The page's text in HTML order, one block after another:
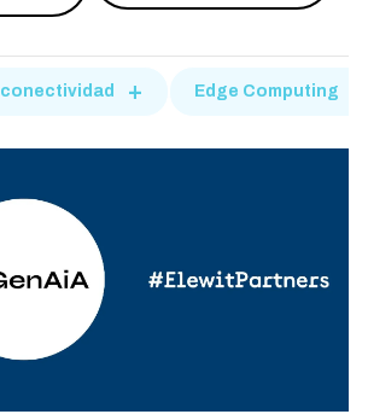
conectividad Edge Computing